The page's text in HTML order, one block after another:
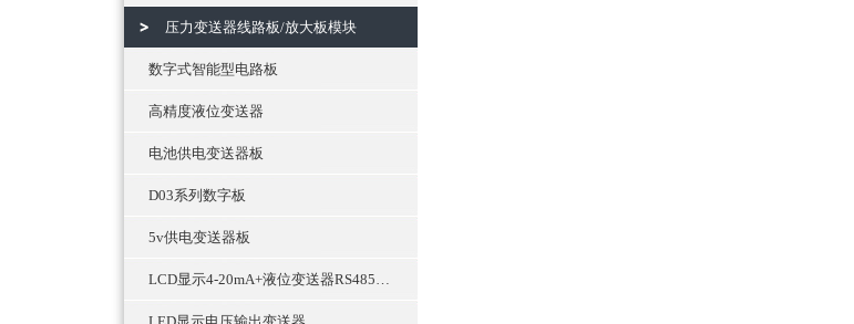
压力变送器线路板/放大板模块
数字式智能型电路板
高精度液位变送器
电池供电变送器板
D03系列数字板
5v供电变送器板
LCD显示4-20mA+液位变送器RS485通讯输出